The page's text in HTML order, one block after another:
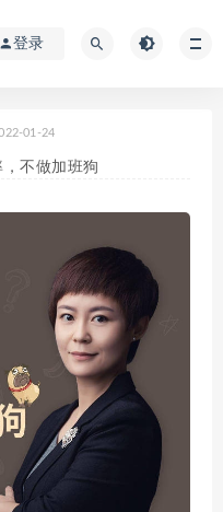
登录
01-24
不做加班狗